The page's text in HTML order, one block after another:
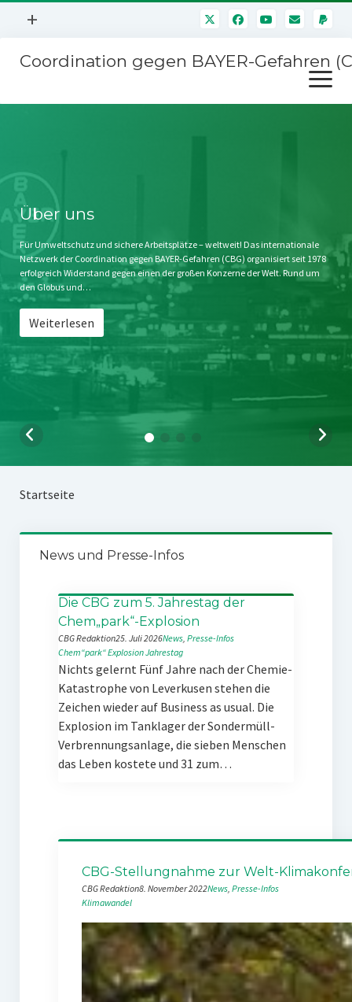
Menü
+
Mitmachen
Kontakt
Impressum
Störfälle
Coordination gegen BAYER-Gefahren
Menü
öffnen
Stichwort BAYER
Jahrestagung
SPENDEN
Über uns
Für Umweltschutz und sichere Arbeitsplätze – weltweit! Das internationale
Netzwerk der Coordination gegen BAYER-Gefahren (CBG) organisiert seit 1978
erfolgreich Widerstand gegen einen der großen Konzerne der Welt. Rund um
den Globus und…
Weiterlesen
Startseite
News und Presse-Infos
Die CBG zum 5. Jahrestag der
Chem„park“-Explosion
CBG Redaktion25. Juli 2026News, Presse-Infos
Chem“park“ExplosionJahrestag
Nichts gelernt Fünf Jahre nach der Chemie-
Katastrophe von Leverkusen stehen die
Zeichen wieder auf Business as usual. Die
Explosion im Tanklager der Sondermüll-
Verbrennungsanlage, die sieben Menschen
das Leben kostete und 31 zum…
CBG-Stellungnahme zur Welt-
CBG Redaktion8. November 2022News, Presse-Infos
Klimawandel